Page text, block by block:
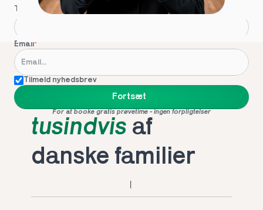
Telefon*
Email*
Tilmeld nyhedsbrev
Fortsæt
For at booke gratis prøvetime - ingen forpligtelser
tusindvis af
danske familier